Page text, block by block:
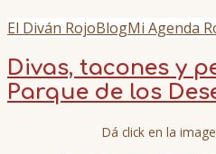
El Diván RojoBlogMi Agenda
Divas, tacones y
Parque de los
Dá click en la